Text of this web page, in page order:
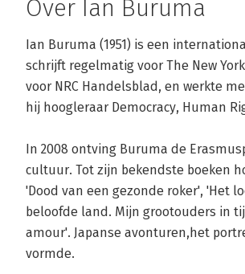
Over Ian Buruma
Ian Buruma (1951) is een
schrijft regelmatig voor The New
voor NRC Handelsblad, en werkte
hij hoogleraar Democracy, Human
In 2008 ontving Buruma de
cultuur. Tot zijn bekendste boeken
'Dood van een gezonde roker', 'Het
beloofde land. Mijn grootouders in
amour'. Japanse avonturen,het
vormde.